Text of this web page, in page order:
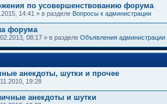
по усовершенствованию форума
14:41 » в разделе Вопросы к администрации
форума
08:17 » в разделе Объявления администрации
анекдоты, шутки и прочее
19:28
анекдоты и шутки